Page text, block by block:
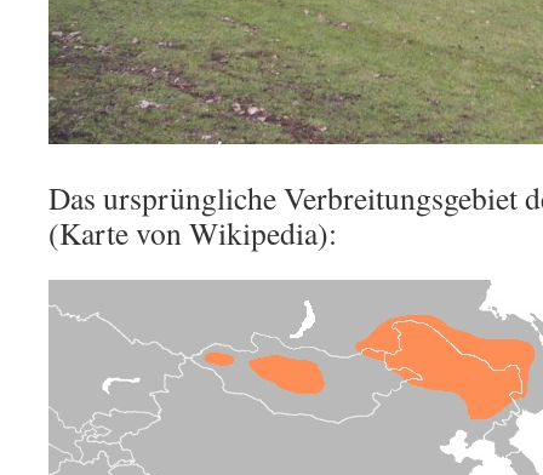
Das ursprüngliche Verbreitungsgebiet
(Karte von Wikipedia):